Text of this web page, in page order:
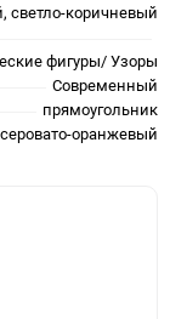
светло-коричневый
фигуры/ Узоры
Современный
прямоугольник
серовато-оранжевый